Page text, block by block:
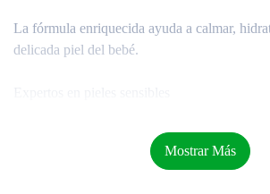
La fórmula enriquecida ayuda a calmar,
delicada piel del bebé.
Durante más de 100 años, Eucerin ha sido
innovación del cuidado de la piel y hoy en
Mostrar Más